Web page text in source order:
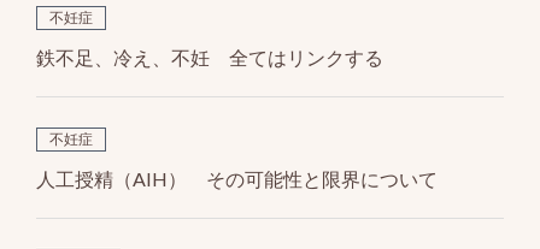
不妊症
鉄不足、冷え、不妊 全てはリンクする
不妊症
人工授精（AIH） その可能性と限界について